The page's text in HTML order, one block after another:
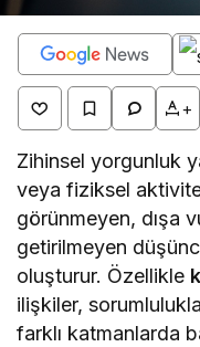
+
Zihinsel yorgunluk
veya fiziksel
görünmeyen, dışa
getirilmeyen
oluşturur. Özellikle
ilişkiler,
farklı katmanlarda